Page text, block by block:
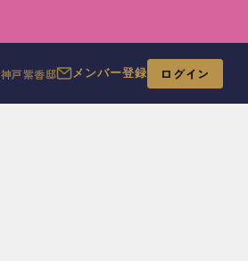
神戸紫香邸 メンバー登録 ログイン